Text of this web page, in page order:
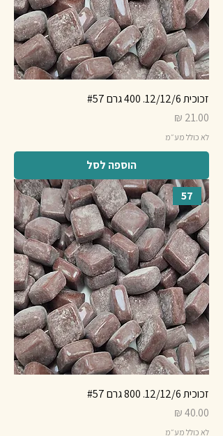
זכוכית 12/12/6. 400 גרם #57
מחיר
לא כולל מע״מ
הוספה לסל
57
זכוכית 12/12/6. 800 גרם #57
מחיר
לא כולל מע״מ